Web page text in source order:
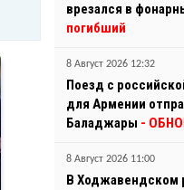
врезался в
погибший
8 Август 2026 12:32
Поезд с
для Армении
Баладжары -
8 Август 2026 11:00
В Ходжавендском